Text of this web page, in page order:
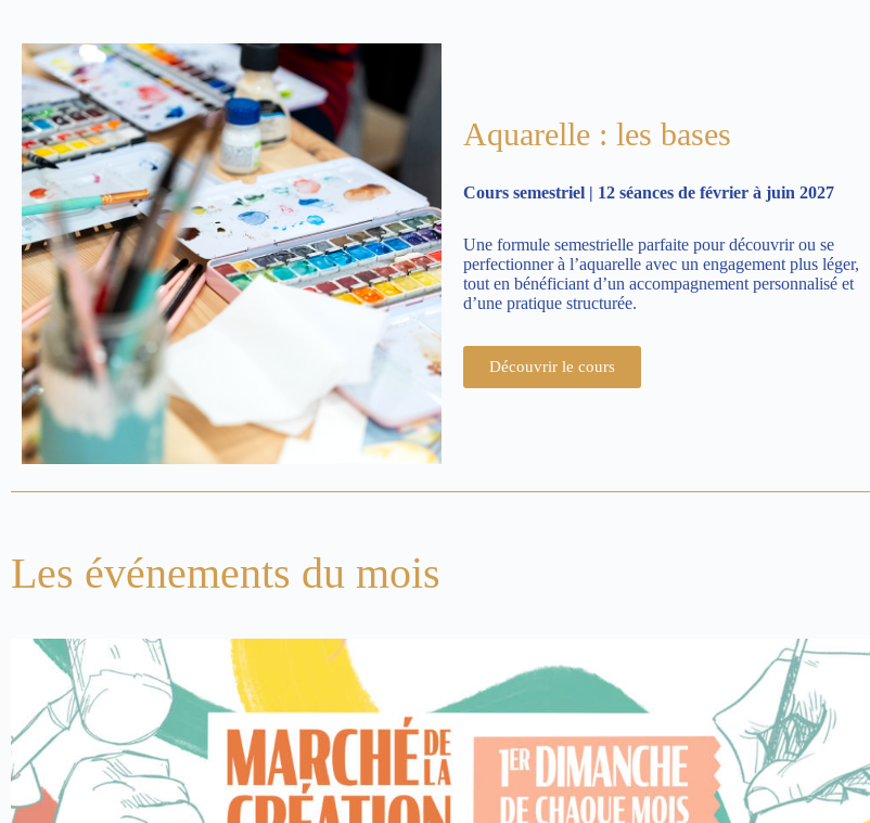
Aquarelle : les bases
Cours semestriel | 12 séances de février à juin 2027
Une formule semestrielle parfaite pour découvrir ou se
perfectionner à l’aquarelle avec un engagement plus léger,
tout en bénéficiant d’un accompagnement personnalisé et
d’une pratique structurée.
Découvrir le cours
Les événements du mois